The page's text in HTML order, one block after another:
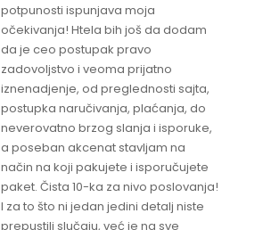
potpunosti ispunjava moja
očekivanja! Htela bih još da dodam
da je ceo postupak pravo
zadovoljstvo i veoma prijatno
iznenadjenje, od preglednosti sajta,
postupka naručivanja, plaćanja, do
neverovatno brzog slanja i isporuke,
a poseban akcenat stavljam na
način na koji pakujete i isporučujete
paket. Čista 10-ka za nivo poslovanja!
I za to što ni jedan jedini detalj niste
prepustili slučaju, već je na sve